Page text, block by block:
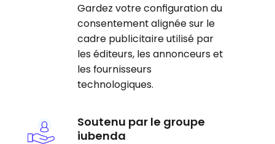
Gardez votre configuration du
consentement alignée sur le
cadre publicitaire utilisé par
les éditeurs, les annonceurs et
les fournisseurs
technologiques.
Soutenu par le groupe
iubenda